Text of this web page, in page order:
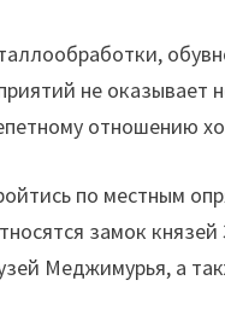
не оказывает
отношению
по местным
замок
Меджимурья, а